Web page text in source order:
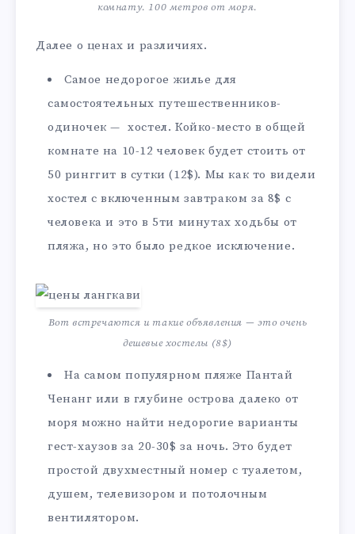
комнату. 100 метров от моря.
Далее о ценах и различиях.
Самое недорогое жилье для
самостоятельных путешественников-
одиночек — хостел. Койко-место в общей
комнате на 10-12 человек будет стоить от
50 ринггит в сутки (12$). Мы как то видели
хостел с включенным завтраком за 8$ с
человека и это в 5ти минутах ходьбы от
пляжа, но это было редкое исключение.
Вот встречаются и такие объявления — это очень
дешевые хостелы (8$)
На самом популярном пляже Пантай
Ченанг или в глубине острова далеко от
моря можно найти недорогие варианты
гест-хаузов за 20-30$ за ночь. Это будет
простой двухместный номер с туалетом,
душем, телевизором и потолочным
вентилятором.